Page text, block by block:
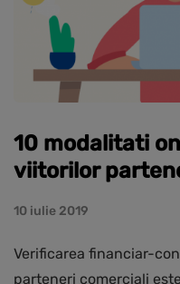
10 modalitati
viitorilor
10 iulie 2019
Verificarea financiar-
parteneri comerciali